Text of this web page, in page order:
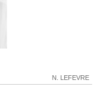
N. LEFEVRE